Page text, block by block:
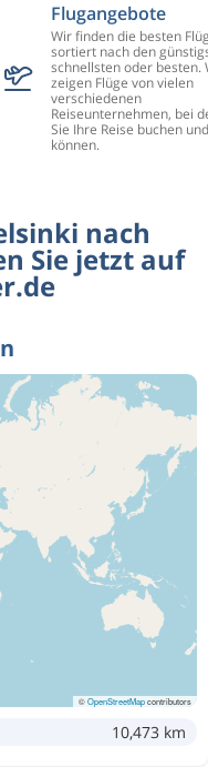
Flugangebote
Wir finden die besten
sortiert nach den
schnellsten oder besten.
zeigen Flüge von vielen
verschiedenen
Reiseunternehmen, bei
Sie Ihre Reise buchen
können.
nach
Sie jetzt auf
©OpenStreetMapcontributors
10,473 km